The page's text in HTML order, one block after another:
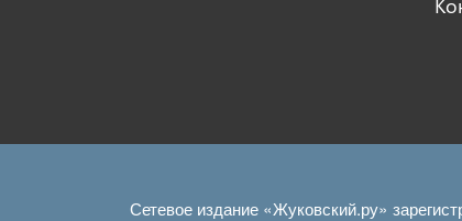
Сетевое издание «Жуковский.ру»